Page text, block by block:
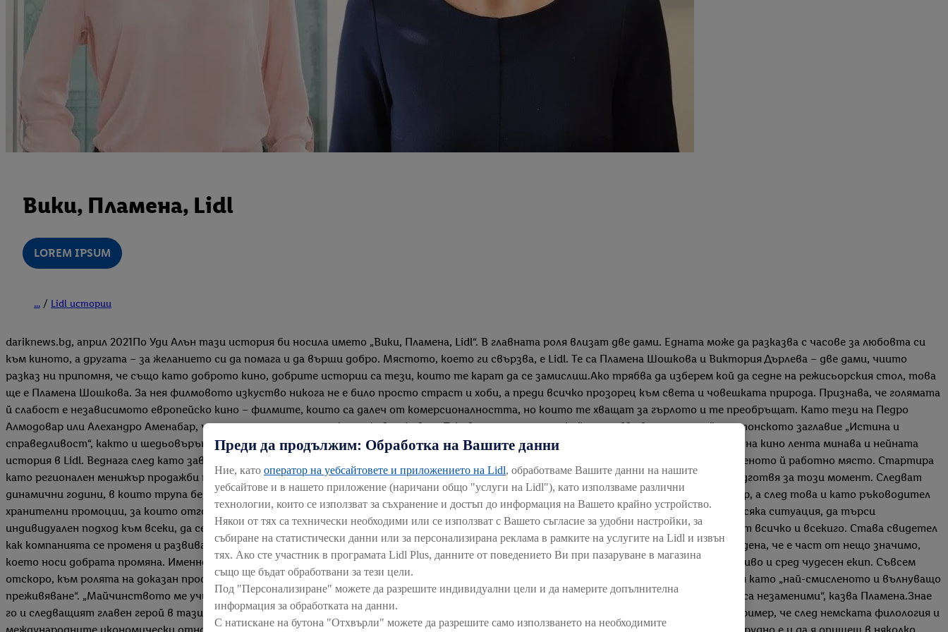
Вики, Пламена, Lidl
LOREM IPSUM
... Lidl истории
dariknews.bg, април 2021По Уди Алън тази история би носила името „Вики, Пламена, Lidl“. В главната роля влизат две дами. Едната може да разказва с часове за любовта си
към киното, а другата – за желанието си да помага и да върши добро. Мястото, което ги свързва, е Lidl. Те са Пламена Шошкова и Виктория Дърлева – две дами, чиито
разказ ни припомня, че също като доброто кино, добрите истории са тези, които те карат да се замислиш.Ако трябва да изберем кой да седне на режисьорския стол, това
ще е Пламена Шошкова. За нея филмовото изкуство никога не е било просто страст и хоби, а преди всичко прозорец към света и човешката природа. Признава, че голямата
й слабост е независимото европейско кино – филмите, които са далеч от комерсионалността, но които те хващат за гърлото и те преобръщат. Като тези на Педро
Алмодовар или Алехандро Аменабар, чиито истории са досущ като живия живот. Такива са последният, който грабва вниманието й – естонското заглавие „Истина и
справедливост“, както и шедьовърът на Алехандро Иняриту „Любовта е кучка“, който няма да се измори да гледа отново и отново.Като на кино лента минава и нейната
история в Lidl. Веднага след като завършва университета в Германия, започва работа в компанията, която и до днес си остава единственото й работно място. Стартира
като регионален менижър продажби през далечната 2009 г., когато веригата още не е отворила първите си магазини, но трескаво се подготвя за този момент. Следват
динамични години, в които трупа безценен опит, приема нови предизвикателства и минава през различни позиции като диспо-мениджър, а след това и като ръководител
хранителни промоции, за които отговаря и до днес. През цялото това време работата в Lidl я учи да дава най-доброто от себе си във всяка ситуация, да търси
индивидуален подход към всеки, да се доверява на хората и да търси у тях силните страни. Вярва, че човек не трябва да спира да учи – от всичко и всекиго. Става свидетел
как компанията се променя и развива, което мотивира и нея да продължава напред. Затова и до днес – също като в самото начало, е убедена, че е част от нещо значимо,
което носи добрата промяна. Именно това чувство я задържа толкова време в Лидл България – привилегията да работи на най-високо ниво и сред чудесен екип. Съвсем
отскоро, към ролята на доказан професионалист и запален кино фен, се добавя и нова, много по-важна – ролята на майка, която определя като „най-смисленото и вълнуващо
преживяване“. „Майчинството ме учи да ценя всеки миг, да му се наслаждавам пълноценно, защото именно моментите с любимите хора са незаменими“, казва Пламена.Знае
го и следващият главен герой в тази история – Виктория Дърлева. Тя е от онези персонажи, които винаги изненадват с нещо – като например, че след немската филология и
Преди да продължим: Обработка на Вашите данни
Ние, като оператор на уебсайтовете и приложението на Lidl, обработваме Вашите данни на нашите
уебсайтове и в нашето приложение (наричани общо "услуги на Lidl"), като използваме различни
технологии, които се използват за съхранение и достъп до информация на Вашето крайно устройство.
Някои от тях са технически необходими или се използват с Вашето съгласие за удобни настройки, за
събиране на статистически данни или за персонализирана реклама в рамките на услугите на Lidl и извън
тях. Ако сте участник в програмата Lidl Plus, данните от поведението Ви при пазаруване в магазина
също ще бъдат обработвани за тези цели.
Под "Персонализиране" можете да разрешите индивидуални цели и да намерите допълнителна
информация за обработката на данни.
С натискане на бутона "Отхвърли" можете да разрешите само използването на необходимите